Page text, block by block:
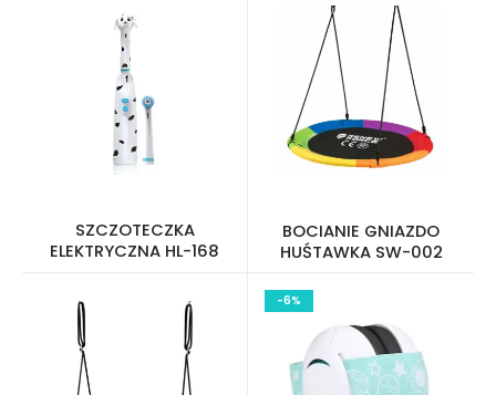
SZCZOTECZKA
ELEKTRYCZNA HL-168
BOCIANIE GNIAZDO
HUŚTAWKA SW-002
-6%